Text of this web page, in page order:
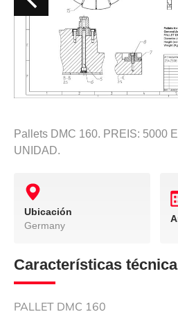
Pallets DMC 160. PREIS: 5000
UNIDAD.
Ubicación
Germany
Características
PALLET DMC 160